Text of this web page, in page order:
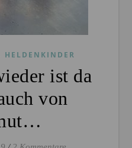
HELDENKINDER
ist da
von